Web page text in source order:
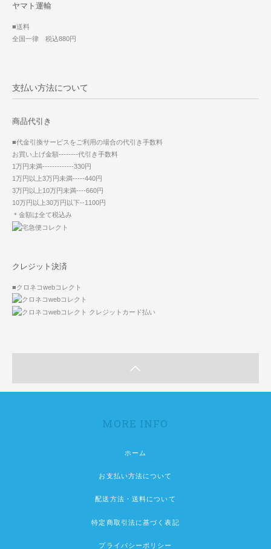
ヤマト運輸
■送料
全国一律 税込880円
支払い方法について
商品代引き
■代金引換サービスをご利用の場合の代引き手数料
お買い上げ金額--------代引き手数料
1万円未満-------------330円
1万円以上3万円未満-----440円
3万円以上10万円未満----660円
10万円以上30万円以下--1100円
＊金額は全て税込み
クレジット決済
■クロネコwebコレクト
MORE INFO
ホーム
お支払い方法について
配送方法・送料について
特定商取引法に基づく表記
プライバシーポリシー